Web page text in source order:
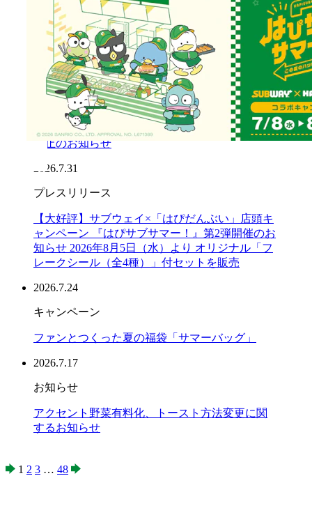
お知らせ
「サマーバッグ」沖縄県内3店舗での販売開始延
期のお知らせ（※8月7日時点）
2026.8.7
お知らせ
「令和8年熊本地震」の影響による一部店舗営業
休止のお知らせ
2026.7.31
プレスリリース
【大好評】サブウェイ×「はぴだんぶい」店頭キ
ャンペーン 『はぴサブサマー！』第2弾開催のお
知らせ 2026年8月5日（水）より オリジナル「フ
レークシール（全4種）」付セットを販売
2026.7.24
キャンペーン
ファンとつくった夏の福袋「サマーバッグ」
2026.7.17
お知らせ
アクセント野菜有料化、トースト方法変更に関
するお知らせ
1 2 3 … 48